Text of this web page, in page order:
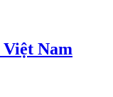
Nam